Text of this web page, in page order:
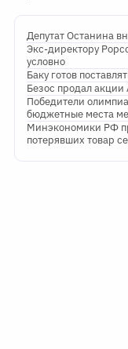
Депутат Останина
Экс-директору
условно
Баку готов
Безос продал
Победители
бюджетные места
Минэкономики РФ
потерявших товар